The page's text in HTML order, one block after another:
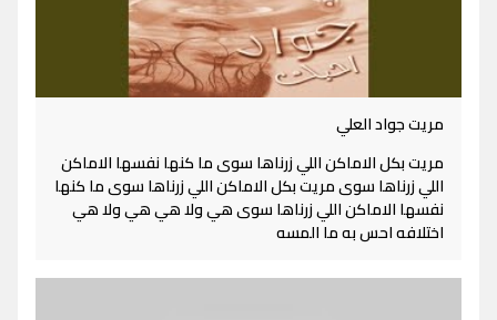
مريت جواد العلي
مريت بكل الاماكن اللي زرناها سوى ما كنها نفسها الاماكن
اللي زرناها سوى مريت بكل الاماكن اللي زرناها سوى ما كنها
نفسها الاماكن اللي زرناها سوى هي ولا هي هي ولا هي
اختلافه احس به ما المسه